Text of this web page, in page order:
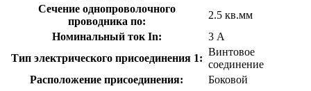
Сечение однопроволочного
проводника по:
2.5 кв.мм
Номинальный ток In:
3 А
Тип электрического присоединения 1:
Винтовое
соединение
Расположение присоединения:
Боковой